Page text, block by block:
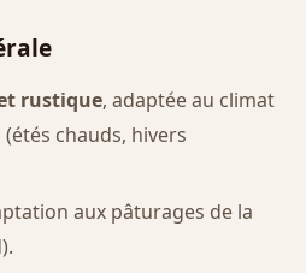
rustique, adaptée au climat
chauds, hivers
aux pâturages de la